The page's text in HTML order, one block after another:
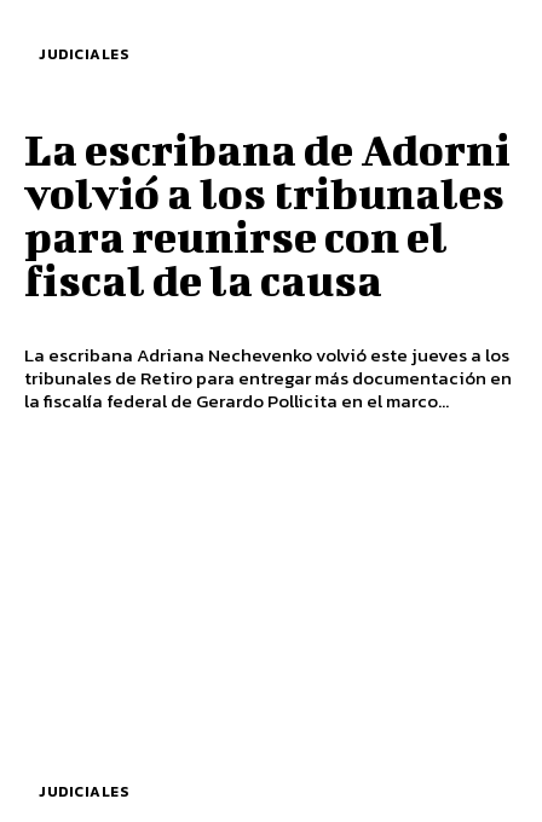
JUDICIALES
La escribana de Adorni
volvió a los tribunales
para reunirse con el
fiscal de la causa
La escribana Adriana Nechevenko volvió este jueves a los
tribunales de Retiro para entregar más documentación en
la fiscalía federal de Gerardo Pollicita en el marco...
JUDICIALES